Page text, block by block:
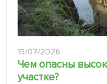
15/07/2026
Чем опасны
участке?